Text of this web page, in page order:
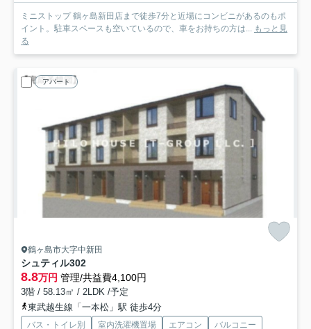
ミニストップ 鶴ヶ島新田店まで徒歩7分と近場にコンビニがあるのもポ
イント。駐車スペースも空いているので、車をお持ちの方は... もっと見
る
アパート
鶴ヶ島市大字中新田
シュティル302
8.8万円 管理/共益費4,100円
3階 / 58.13㎡ / 2LDK /予定
東武越生線「一本松」駅 徒歩4分
バス・トイレ別 室内洗濯機置場 エアコン バルコニー